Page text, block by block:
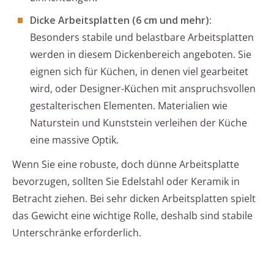
Dicke Arbeitsplatten (6 cm und mehr):
Besonders stabile und belastbare Arbeitsplatten
werden in diesem Dickenbereich angeboten. Sie
eignen sich für Küchen, in denen viel gearbeitet
wird, oder Designer-Küchen mit anspruchsvollen
gestalterischen Elementen. Materialien wie
Naturstein und Kunststein verleihen der Küche
eine massive Optik.
Wenn Sie eine robuste, doch dünne Arbeitsplatte
bevorzugen, sollten Sie Edelstahl oder Keramik in
Betracht ziehen. Bei sehr dicken Arbeitsplatten spielt
das Gewicht eine wichtige Rolle, deshalb sind stabile
Unterschränke erforderlich.